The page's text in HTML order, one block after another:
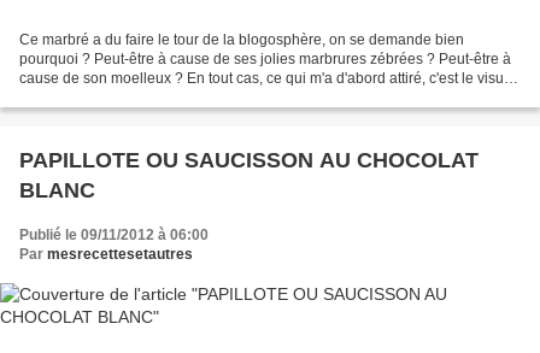
Ce marbré a du faire le tour de la blogosphère, on se demande bien
pourquoi ? Peut-être à cause de ses jolies marbrures zébrées ? Peut-être à
cause de son moelleux ? En tout cas, ce qui m'a d'abord attiré, c'est le visuel.
PAPILLOTE OU SAUCISSON AU CHOCOLAT
BLANC
Publié le 09/11/2012 à 06:00
Par mesrecettesetautres